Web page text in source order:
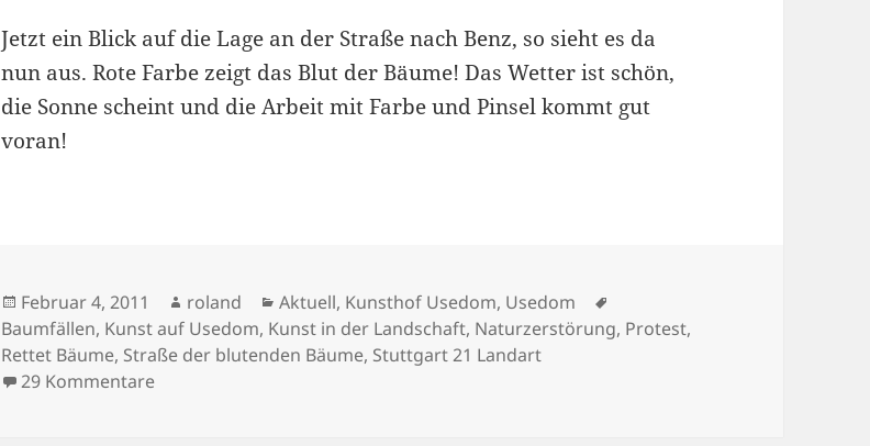
Jetzt ein Blick auf die Lage an der Straße nach Benz, so sieht es da
nun aus. Rote Farbe zeigt das Blut der Bäume! Das Wetter ist schön,
die Sonne scheint und die Arbeit mit Farbe und Pinsel kommt gut
voran!
Veröffentlicht
am
Februar 4, 2011 Autor
roland Kategorien
Aktuell, Kunsthof Usedom, Usedom
Baumfällen, Kunst auf Usedom, Kunst in der Landschaft, Naturzerstörung, Protest,
Rettet Bäume, Straße der blutenden Bäume, Stuttgart 21 Landart
29 Kommentarezu Rettet die Bäume auf Usedom!